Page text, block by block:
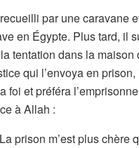
par une caravane
en Égypte. Plus tard, il
tentation dans la maison
qui l’envoya en
foi et préféra
à Allah :
prison m’est plus chère